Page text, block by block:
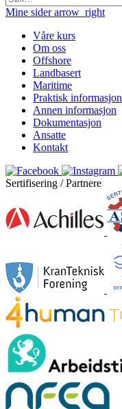
Mine sider arrow_right
Våre kurs
Om oss
Offshore
Landbasert
Maritime
Praktisk informasjon
Annen informasjon
Dokumentasjon
Ansatte
Kontakt
Sertifisering / Partnere